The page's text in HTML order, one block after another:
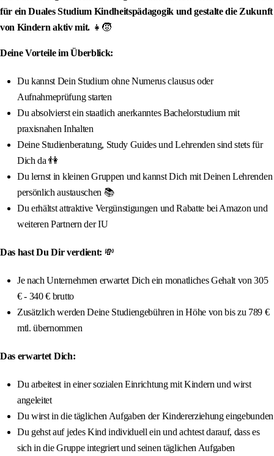
für ein Duales Studium Kindheitspädagogik und gestalte die Zukunft
von Kindern aktiv mit. 👧🧒
Deine Vorteile im Überblick:
Du kannst Dein Studium ohne Numerus clausus oder
Aufnahmeprüfung starten
Du absolvierst ein staatlich anerkanntes Bachelorstudium mit
praxisnahen Inhalten
Deine Studienberatung, Study Guides und Lehrenden sind stets für
Dich da 👫
Du lernst in kleinen Gruppen und kannst Dich mit Deinen Lehrenden
persönlich austauschen 📚
Du erhältst attraktive Vergünstigungen und Rabatte bei Amazon und
weiteren Partnern der IU
Das hast Du Dir verdient: 💸
Je nach Unternehmen erwartet Dich ein monatliches Gehalt von 305
€ - 340 € brutto
Zusätzlich werden Deine Studiengebühren in Höhe von bis zu 789 €
mtl. übernommen
Das erwartet Dich:
Du arbeitest in einer sozialen Einrichtung mit Kindern und wirst
angeleitet
Du wirst in die täglichen Aufgaben der Kindererziehung eingebunden
Du gehst auf jedes Kind individuell ein und achtest darauf, dass es
sich in die Gruppe integriert und seinen täglichen Aufgaben